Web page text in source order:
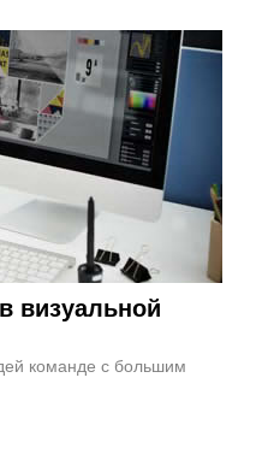
визуальной
команде с большим